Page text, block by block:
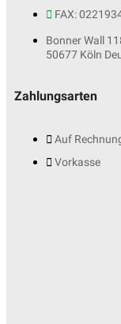
FAX:
Bonner Wall
50677 Köln
Zahlungsarten
Auf
Vorkasse